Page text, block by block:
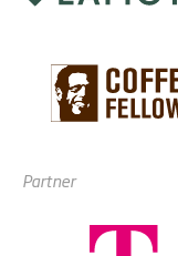
Partner